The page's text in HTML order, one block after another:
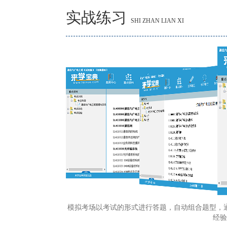
实战练习 SHI ZHAN LIAN XI
模拟考场以考试的形式进行答题，自动组合题型
经